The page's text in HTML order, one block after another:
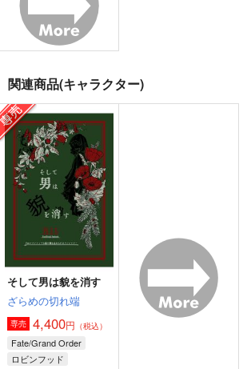
986円（税込）
四葉環
作品詳細
双駆（特装版）
m.m.m.
7,857円（税込）
大典太光世
たのしい駆落計画
ふくま書店
関連商品(キャラクター)
そして男は貌を消す
ざらめの切れ端
専売 4,400円 （税込）
Fate/Grand Order
ロビンフッド